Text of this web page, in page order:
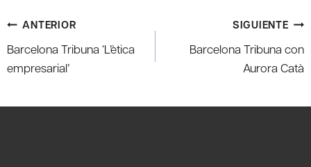
Navegación
de
entradas
ANTERIOR
Barcelona Tribuna ‘L’ètica
empresarial’
SIGUIENTE
Barcelona Tribuna con
Aurora Catà